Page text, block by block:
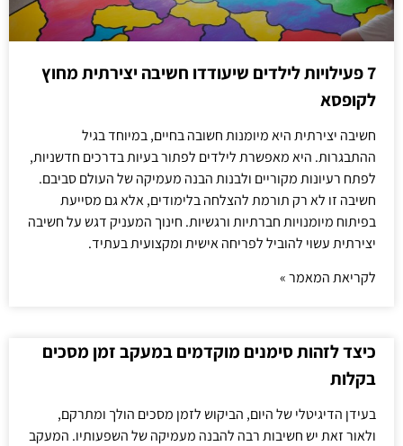
7 פעילויות לילדים שיעודדו חשיבה יצירתית מחוץ
לקופסא
חשיבה יצירתית היא מיומנות חשובה בחיים, במיוחד בגיל
ההתבגרות. היא מאפשרת לילדים לפתור בעיות בדרכים חדשניות,
לפתח רעיונות מקוריים ולבנות הבנה מעמיקה של העולם סביבם.
חשיבה זו לא רק תורמת להצלחה בלימודים, אלא גם מסייעת
בפיתוח מיומנויות חברתיות ורגשיות. חינוך המעניק דגש על חשיבה
יצירתית עשוי להוביל לפריחה אישית ומקצועית בעתיד.
לקריאת המאמר »
כיצד לזהות סימנים מוקדמים במעקב זמן מסכים
בקלות
בעידן הדיגיטלי של היום, הביקוש לזמן מסכים הולך ומתרקם,
ולאור זאת יש חשיבות רבה להבנה מעמיקה של השפעותיו. המעקב